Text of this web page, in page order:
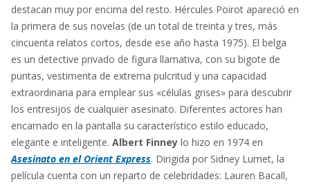
destacan muy por encima del resto. Hércules Poirot apareció en
la primera de sus novelas (de un total de treinta y tres, más
cincuenta relatos cortos, desde ese año hasta 1975). El belga
es un detective privado de figura llamativa, con su bigote de
puntas, vestimenta de extrema pulcritud y una capacidad
extraordinaria para emplear sus «células grises» para descubrir
los entresijos de cualquier asesinato. Diferentes actores han
encarnado en la pantalla su característico estilo educado,
elegante e inteligente. Albert Finney lo hizo en 1974 en
Asesinato en el Orient Express. Dirigida por Sidney Lumet, la
película cuenta con un reparto de celebridades: Lauren Bacall,